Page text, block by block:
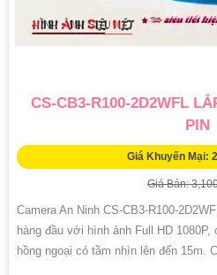
CS-CB3-R100-2D2WFL
PIN
Giá Khuyến Mại:
Giá Bán:
Camera An Ninh CS-CB3-R100-
hàng đầu với hình ảnh Full HD
hồng ngoại có tầm nhìn lên đến 15m.